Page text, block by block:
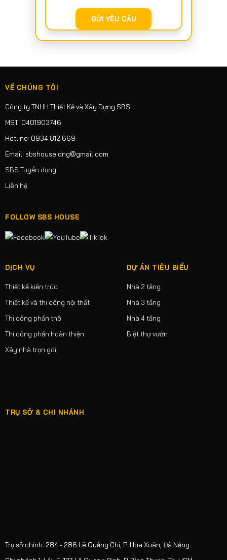
VỀ CHÚNG TÔI
Công ty TNHH Thiết Kế và Xây Dựng SBS
MST: 0401903746
Hotline: 0934 812 669
Email: sbshouse.dng@gmail.com
SBS Tuyển dụng
Liên hệ
FOLLOW SBS HOUSE
DỊCH VỤ
Thiết kế kiến trúc
Thiết kế và thi công nội thất
Thi công phần thô
Thi công phần hoàn thiện
Xây nhà trọn gói
DỰ ÁN TIÊU BIỂU
Nhà 2 tầng
Nhà 3 tầng
Nhà 4 tầng
Biệt thự vườn
TRỤ SỞ & CHI NHÁNH
Trụ sở chính: 284 - 286 Lê Quảng Chí, P. Hòa Xuân, Đà Nẵng